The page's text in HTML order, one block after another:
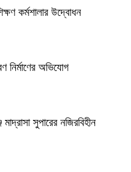
কর্মশালার উদ্বোধন
নির্মাণের অভিযোগ
সুপারের নজিরবিহীন